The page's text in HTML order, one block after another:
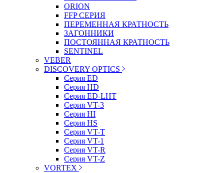
ORION
FFP СЕРИЯ
ПЕРЕМЕННАЯ КРАТНОСТЬ
ЗАГОННИКИ
ПОСТОЯННАЯ КРАТНОСТЬ
SENTINEL
VEBER
DISCOVERY OPTICS
Серия ED
Серия HD
Серия ED-LHT
Серия VT-3
Серия HI
Серия HS
Серия VT-T
Серия VT-1
Серия VT-R
Серия VT-Z
VORTEX